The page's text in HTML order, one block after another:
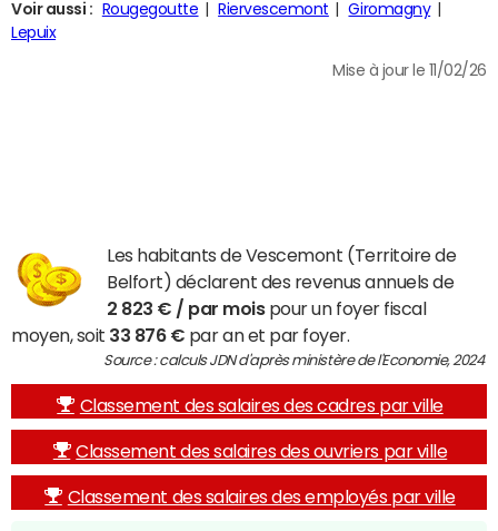
Voir aussi : Rougegoutte Riervescemont
Giromagny
Lepuix
Mise à jour le 11/02/26
Les habitants de Vescemont (Territoire de
Belfort) déclarent des revenus annuels de
2 823 € / par moispour un foyer fiscal
moyen, soit 33 876 € par an et par foyer.
Source : calculs JDN d'après ministère de l'Economie, 2024
Classement des salaires des cadres par ville
Classement des salaires des ouvriers par ville
Classement des salaires des employés par ville